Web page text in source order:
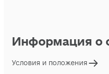
Информация о
Условия и положения